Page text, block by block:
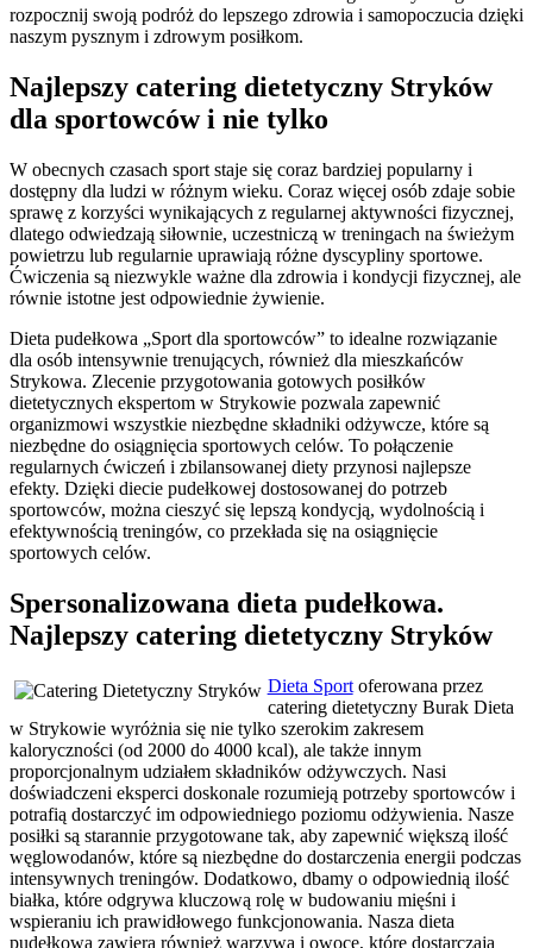
rozpocznij swoją podróż do lepszego zdrowia i samopoczucia dzięki
naszym pysznym i zdrowym posiłkom.
Najlepszy catering dietetyczny Stryków
dla sportowców i nie tylko
W obecnych czasach sport staje się coraz bardziej popularny i
dostępny dla ludzi w różnym wieku. Coraz więcej osób zdaje sobie
sprawę z korzyści wynikających z regularnej aktywności fizycznej,
dlatego odwiedzają siłownie, uczestniczą w treningach na świeżym
powietrzu lub regularnie uprawiają różne dyscypliny sportowe.
Ćwiczenia są niezwykle ważne dla zdrowia i kondycji fizycznej, ale
równie istotne jest odpowiednie żywienie.
Dieta pudełkowa „Sport dla sportowców” to idealne rozwiązanie
dla osób intensywnie trenujących, również dla mieszkańców
Strykowa. Zlecenie przygotowania gotowych posiłków
dietetycznych ekspertom w Strykowie pozwala zapewnić
organizmowi wszystkie niezbędne składniki odżywcze, które są
niezbędne do osiągnięcia sportowych celów. To połączenie
regularnych ćwiczeń i zbilansowanej diety przynosi najlepsze
efekty. Dzięki diecie pudełkowej dostosowanej do potrzeb
sportowców, można cieszyć się lepszą kondycją, wydolnością i
efektywnością treningów, co przekłada się na osiągnięcie
sportowych celów.
Spersonalizowana dieta pudełkowa.
Najlepszy catering dietetyczny Stryków
Dieta Sportoferowana przez
catering dietetyczny Burak Dieta
w Strykowie wyróżnia się nie tylko szerokim zakresem
kaloryczności (od 2000 do 4000 kcal), ale także innym
proporcjonalnym udziałem składników odżywczych. Nasi
doświadczeni eksperci doskonale rozumieją potrzeby sportowców i
potrafią dostarczyć im odpowiedniego poziomu odżywienia. Nasze
posiłki są starannie przygotowane tak, aby zapewnić większą ilość
węglowodanów, które są niezbędne do dostarczenia energii podczas
intensywnych treningów. Dodatkowo, dbamy o odpowiednią ilość
białka, które odgrywa kluczową rolę w budowaniu mięśni i
wspieraniu ich prawidłowego funkcjonowania. Nasza dieta
pudełkowa zawiera również warzywa i owoce, które dostarczają